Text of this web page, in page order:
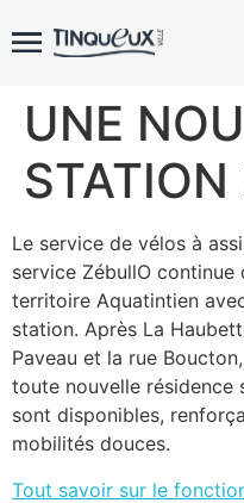
UNE
Le service de vélos à
service ZébullO
territoire Aquatintien
station. Après La
Paveau et la rue
toute nouvelle résidence
sont disponibles,
mobilités douces.
Tout savoir sur le